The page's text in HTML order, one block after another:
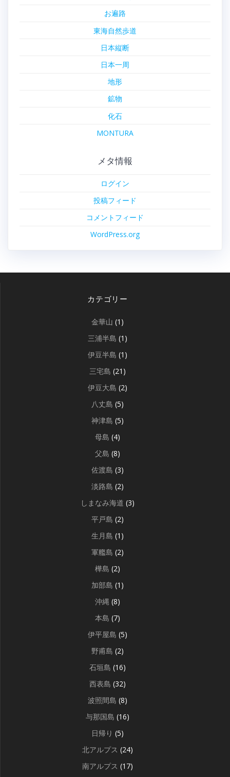
お遍路
東海自然歩道
日本縦断
日本一周
地形
鉱物
化石
MONTURA
メタ情報
ログイン
投稿フィード
コメントフィード
WordPress.org
カテゴリー
金華山 (1)
三浦半島 (1)
伊豆半島 (1)
三宅島 (21)
伊豆大島 (2)
八丈島 (5)
神津島 (5)
母島 (4)
父島 (8)
佐渡島 (3)
淡路島 (2)
しまなみ海道 (3)
平戸島 (2)
生月島 (1)
軍艦島 (2)
樺島 (2)
加部島 (1)
沖縄 (8)
本島 (7)
伊平屋島 (5)
野甫島 (2)
石垣島 (16)
西表島 (32)
波照間島 (8)
与那国島 (16)
日帰り (5)
北アルプス (24)
南アルプス (17)